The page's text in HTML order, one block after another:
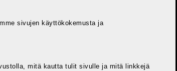
sivujen käyttökokemusta ja
mitä kautta tulit sivulle ja mitä linkkejä